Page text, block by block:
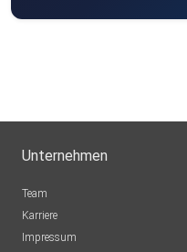
Unternehmen
Team
Karriere
Impressum